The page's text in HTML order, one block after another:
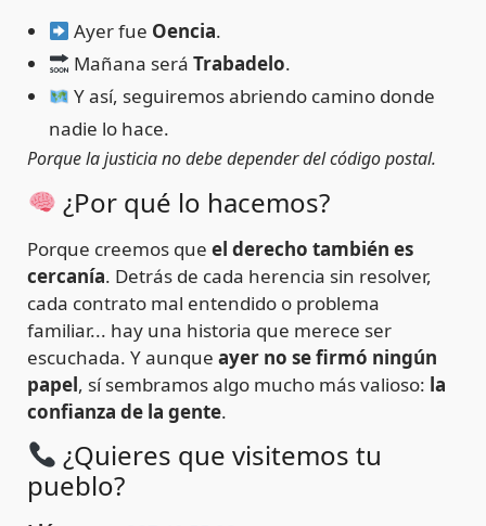
Ayer fue Oencia.
Mañana seráTrabadelo.
Y así, seguiremos abriendo camino donde
nadie lo hace.
Porque la justicia no debe depender del código postal.
¿Por qué lo hacemos?
Porque creemos que el derecho también es
cercanía. Detrás de cada herencia sin resolver,
cada contrato mal entendido o problema
familiar... hay una historia que merece ser
escuchada. Y aunque ayer no se firmó ningún
papel, sí sembramos algo mucho más valioso: la
confianza de la gente.
¿Quieres que visitemos tu
pueblo?